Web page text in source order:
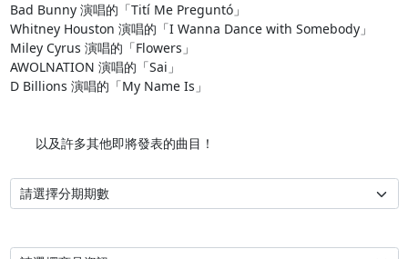
Bad Bunny 演唱的「Tití Me Preguntó」
Whitney Houston 演唱的「I Wanna Dance with Somebody」
Miley Cyrus 演唱的「Flowers」
AWOLNATION 演唱的「Sai」
D Billions 演唱的「My Name Is」
以及許多其他即將發表的曲目！